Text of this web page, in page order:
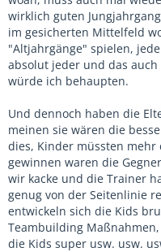
wirklich guten
im gesicherten Mittelfeld
"Altjahrgänge" spielen,
absolut jeder und das
würde ich behaupten.
Und dennoch haben die
meinen sie wären die
dies, Kinder müssten mehr
gewinnen waren die
wir kacke und die Trainer
genug von der Seitenlinie
entwickeln sich die Kids
Teambuilding
die Kids super usw. usw.